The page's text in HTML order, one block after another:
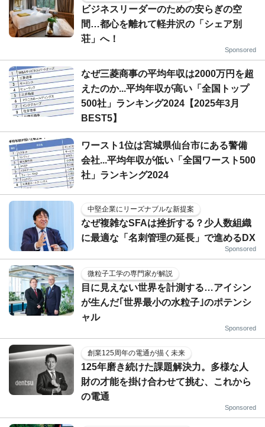
ビジネスリーダーのための安らぎの空
間…都心を離れて軽井沢の「シェア別
荘」へ！
Sponsored
なぜ三菱商事の平均年収は2000万円を超
えたのか...平均年収が高い「全国トップ
500社」ランキング2024【2025年3月
BEST5】
ワースト1位は宮城県仙台市にある警備
会社...平均年収が低い「全国ワースト500
社」ランキング2024
中堅企業にリーズナブルな新提案
なぜ複雑なSFAは挫折する？少人数組織
に最適な「名刺管理の延長」で進めるDX
Sponsored
微粒子工学の専門家が解説
目に見えない世界を計測する…アイシン
が生んだ｢世界最小の水粒子｣のポテンシ
ャル
Sponsored
創業125周年の電通が描く未来
125年磨き続けた課題解決力。多様な人
財の才能を掛け合わせて挑む、これから
の電通
Sponsored